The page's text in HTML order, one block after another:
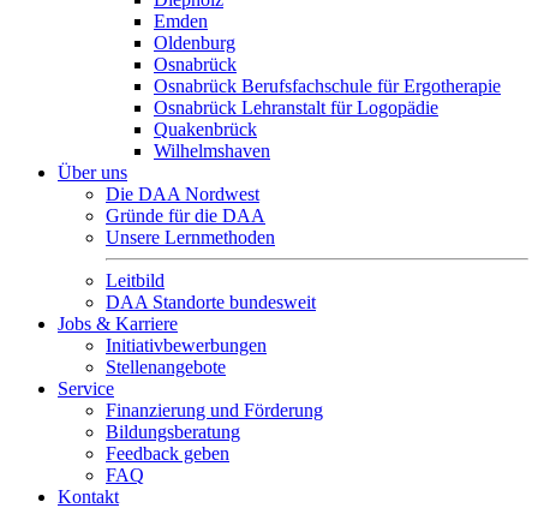
Emden
Oldenburg
Osnabrück
Osnabrück Berufsfachschule für Ergotherapie
Osnabrück Lehranstalt für Logopädie
Quakenbrück
Wilhelmshaven
Über uns
Die DAA Nordwest
Gründe für die DAA
Unsere Lernmethoden
Leitbild
DAA Standorte bundesweit
Jobs & Karriere
Initiativbewerbungen
Stellenangebote
Service
Finanzierung und Förderung
Bildungsberatung
Feedback geben
FAQ
Kontakt